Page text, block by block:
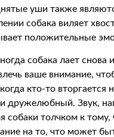
уши также
собака виляет
положительные
собака лает снова
ваше внимание,
кто-то вторгается
дружелюбный. Звук,
толчком к тому,
на то, что может